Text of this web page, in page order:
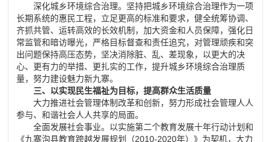
深化城乡环境综合治理。坚持把城乡环境综合治理作为一项
长期系统的惠民工程，立足更高的标准和要求，健全统筹协调、
齐抓共管、运转高效的长效机制，加大资金和人员保障，强化日
常监管和暗访曝光，严格目标督查和责任追究，对管理顽疾和突
出问题保持高压态势，坚决消除脏、乱、差现象，以更大的决
心、更有力的举措、更扎实的工作，提升城乡环境综合治理质
量，努力建设魅力新九寨。
三、以实现民生福祉为目标，提高群众生活质量
大力推进社会管理体制改革和创新，努力形成社会管理人人
参与、和谐社会人人共享的局面。
全面发展社会事业。以实施第二个教育发展十年行动计划和
《九寨沟县教育跨越发展规划（2010-2020年）》为契机，大力